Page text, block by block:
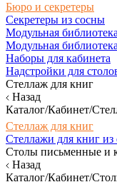
Бюро и секретеры
Секретеры из сосны
Модульная
Модульная
Наборы для кабинета
Надстройки для
Стеллаж для книг
Назад
Каталог/Кабинет/
Стеллаж для книг
Стеллажи для книг из
Столы письменные и
Назад
Каталог/Кабинет/